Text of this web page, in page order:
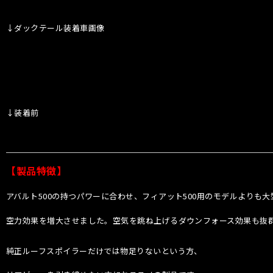
↓ダックテール装着車画像
↓装着前
【製品特徴】
アバルト500の持つパワーに合わせ、フィアット500用のモデルよりも大
空力効果を増大させました。空気を跳ね上げるダウンフォース効果も抜群
純正ルーフスポイラーだけでは物足りないという方、